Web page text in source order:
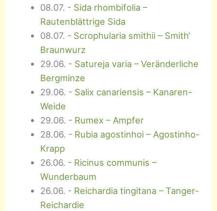
08.07. - Sida rhombifolia –
Rautenblättrige Sida
08.07. - Scrophularia smithii – Smith‘
Braunwurz
29.06. - Satureja varia – Veränderliche
Bergminze
29.06. - Salix canariensis – Kanaren-
Weide
29.06. - Rumex – Ampfer
28.06. - Rubia agostinhoi – Agostinho-
Krapp
26.06. - Ricinus communis –
Wunderbaum
26.06. - Reichardia tingitana – Tanger-
Reichardie